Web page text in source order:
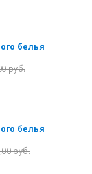
белья
руб.
белья
руб.